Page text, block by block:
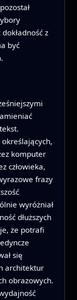
z
być
komputer
człowieka,
frazy
wyróżniał
dłuższych
że potrafi
się
architektur
obrazowych.